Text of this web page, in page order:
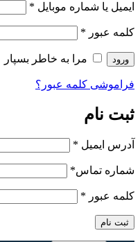
ایمیل یا شماره موبایل *
کلمه عبور *
ورود مرا به خاطر بسپار
فراموشی کلمه عبور؟
ثبت نام
آدرس ایمیل *
شماره تماس*
کلمه عبور *
ثبت نام